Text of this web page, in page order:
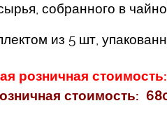
собранного в
из 5 шт,
розничная
стоимость: